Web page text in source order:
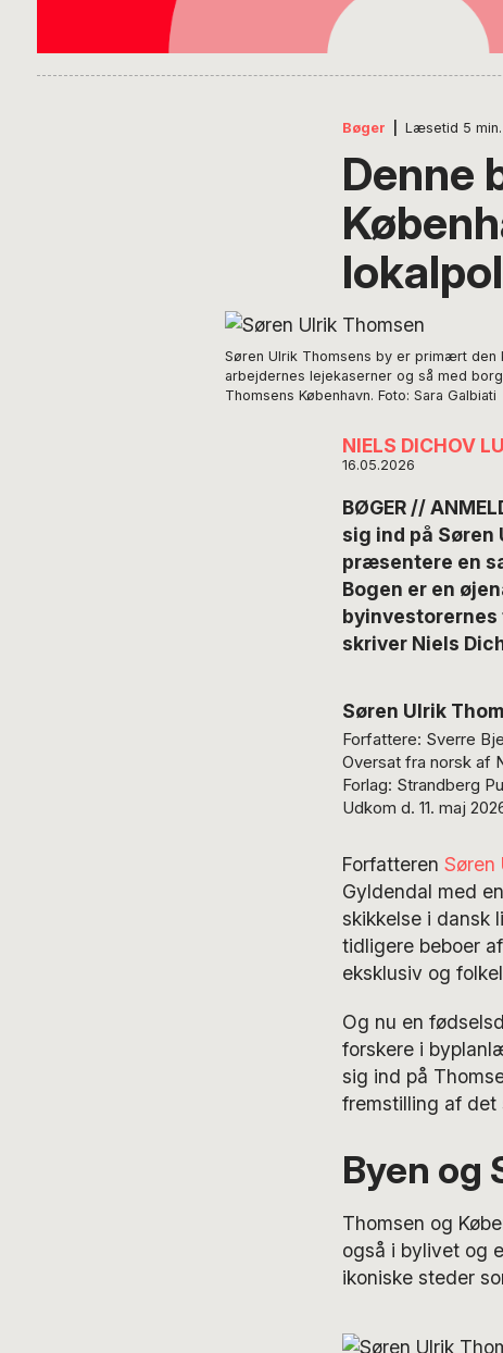
Bøger Læsetid 5 min.
Denne
Søren Ulrik Thomsens by er primært
arbejdernes lejekaserner og så med
Thomsens København. Foto: Sara Galbiati
NIELS DICHOV
16.05.2026
BØGER //
sig ind på
præsentere en
Bogen er en
byinvestorernes
skriver Niels
Søren Ulrik
Forfattere: Sverre
Oversat fra norsk af
Forlag: Strandberg
Udkom d. 11. maj
Forfatteren Søren
Gyldendal med
skikkelse i dansk
tidligere beboer
eksklusiv og
Og nu en
forskere i
sig ind på
fremstilling af det
Byen og
Thomsen og
også i bylivet og
ikoniske steder